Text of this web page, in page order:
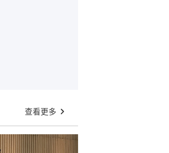
查看更多